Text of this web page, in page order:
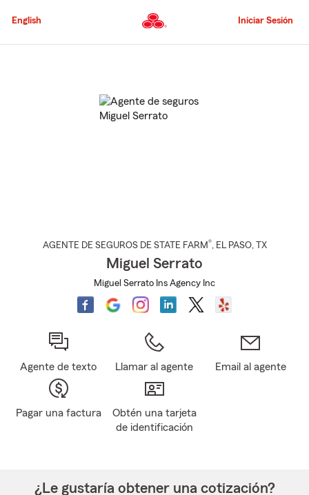
al
principal
English Iniciar Sesión
AGENTE DE SEGUROS DE STATE FARM®, EL PASO, TX
Miguel Serrato
Miguel Serrato Ins Agency Inc
Agente de texto Llamar al agente Email al agente
Pagar una factura
Obtén una tarjeta
de identificación
¿Le gustaría obtener una cotización?